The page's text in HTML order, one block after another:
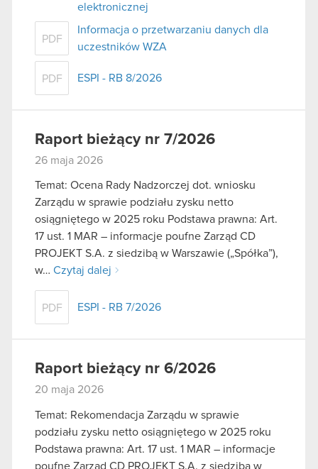
elektronicznej
PDF
Informacja o przetwarzaniu danych dla
uczestników WZA
PDF ESPI - RB 8/2026
Raport bieżący nr 7/2026
26 maja 2026
Temat: Ocena Rady Nadzorczej dot. wniosku
Zarządu w sprawie podziału zysku netto
osiągniętego w 2025 roku Podstawa prawna: Art.
17 ust. 1 MAR – informacje poufne Zarząd CD
PROJEKT S.A. z siedzibą w Warszawie („Spółka”),
w… Czytaj dalej
PDF ESPI - RB 7/2026
Raport bieżący nr 6/2026
20 maja 2026
Temat: Rekomendacja Zarządu w sprawie
podziału zysku netto osiągniętego w 2025 roku
Podstawa prawna: Art. 17 ust. 1 MAR – informacje
poufne Zarząd CD PROJEKT S.A. z siedzibą w